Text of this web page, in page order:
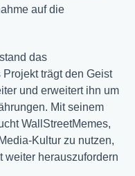
auf die
das
trägt den Geist
und erweitert ihn um
Mit seinem
WallStreetMemes,
Kultur zu nutzen,
weiter herauszufordern